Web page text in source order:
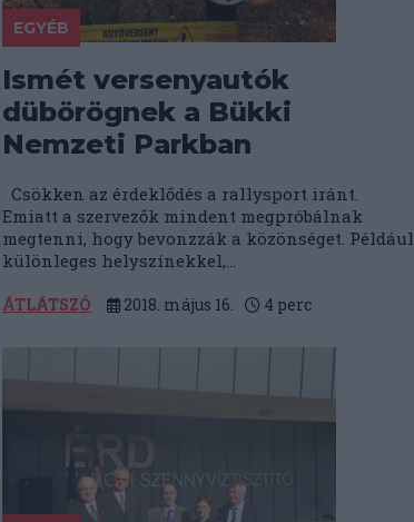
EGYÉB
Ismét versenyautók
dübörögnek a Bükki
Nemzeti Parkban
Csökken az érdeklődés a rallysport iránt.
Emiatt a szervezők mindent megpróbálnak
megtenni, hogy bevonzzák a közönséget. Például
különleges helyszínekkel,...
ÁTLÁTSZÓ 2018. május 16. 4 perc